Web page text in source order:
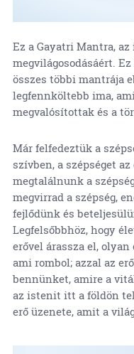
Ez a Gayatri Mantra,
megvilágosodásáért.
összes többi mantrája
legfennköltebb ima,
megvalósítottak és a
Már felfedeztük a
szívben, a szépséget
megtalálnunk a
megvirrad a szépség,
fejlődünk és
Legfelsőbbhöz, hogy
erővel árassza el,
ami rombol; azzal az
bennünket, amire a
az istenit itt a földön
erő üzenete, amit a